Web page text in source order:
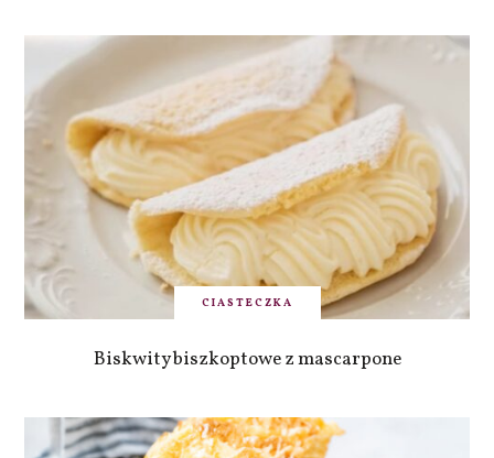
CIASTECZKA
Biskwity biszkoptowe z mascarpone